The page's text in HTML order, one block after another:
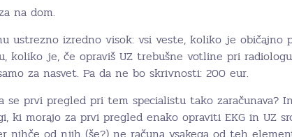
na dom.
ustrezno izredno visok: vsi veste, koliko je običajno
koliko je, če opraviš UZ trebušne votline pri
za nasvet. Pa da ne bo skrivnosti: 200 eur.
prvi pregled pri tem specialistu tako zaračunava?
ki morajo za prvi pregled enako opraviti EKG in UZ
nihče od njih (še?) ne računa vsakega od teh